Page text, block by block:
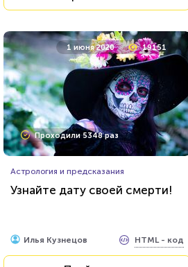
1 июня 2020 19151
Проходили 5348 раз
Астрология и предсказания
Узнайте дату своей смерти!
Илья Кузнецов HTML - код